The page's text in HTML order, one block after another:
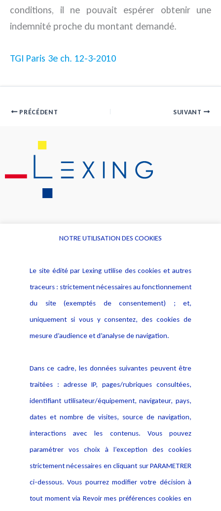
conditions, il ne pouvait espérer obtenir une
indemnité proche du montant demandé.
TGI Paris 3e ch. 12-3-2010
PRÉCÉDENT SUIVANT
Alerte professionnelle
Déclaration d'accessibilité
Notice Légale
Politique de protection des
données
Publications
NOTRE UTILISATION DES COOKIES
Le site édité par Lexing utilise des cookies et autres
traceurs : strictement nécessaires au fonctionnement
du site (exemptés de consentement) ; et,
uniquement si vous y consentez, des cookies de
mesure d’audience et d’analyse de navigation.
Dans ce cadre, les données suivantes peuvent être
traitées : adresse IP, pages/rubriques consultées,
identifiant utilisateur/équipement, navigateur, pays,
dates et nombre de visites, source de navigation,
interactions avec les contenus. Vous pouvez
paramétrer vos choix à l’exception des cookies
strictement nécessaires en cliquant sur PARAMETRER
ci-dessous. Vous pourrez modifier votre décision à
tout moment via Revoir mes préférences cookies en